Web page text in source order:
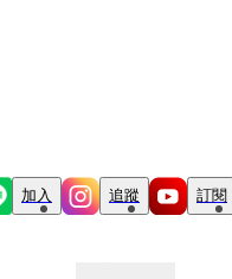
加入 追蹤 訂閱